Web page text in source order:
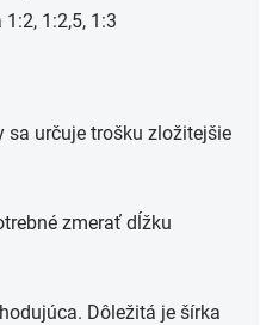
1:2,5, 1:3
sa určuje trošku zložitejšie
zmerať dĺžku
Dôležitá je šírka